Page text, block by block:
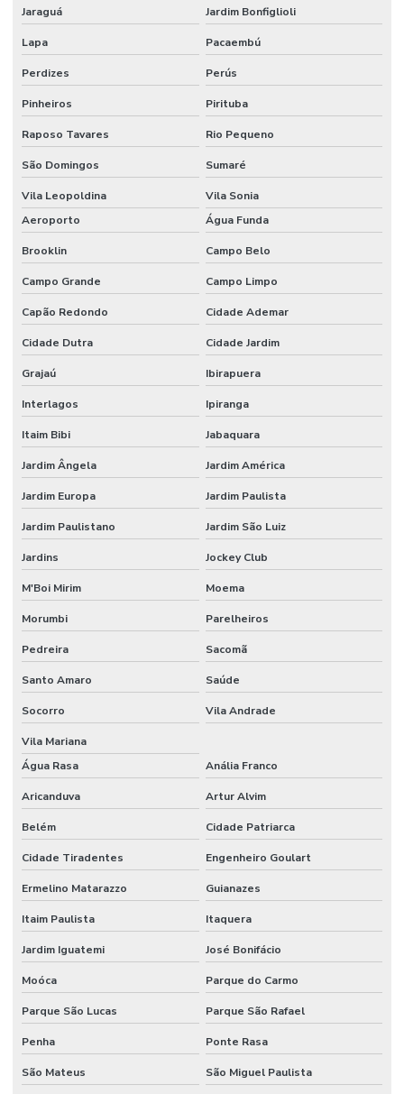
Etiquetas Bopp Adesiva Para Identificação De Produtos
Etiquetas Bopp Para Laboratório
Etiquetas Bopp Removíveis Paraná
Etiquetas Bopp Removíveis Santa Catarina
Etiquetas Bopp Sem Cola Para Vidros
Etiquetas Couche Adesivas Sem Resíduo
Etiquetas Couche Sem Resíduo
Etiquetas Nylon Resinado Para Fabricação De Colchões
Etiquetas Nylon Resinado Sem Corte Minas Gerais
Etiquetas Para Encomendas Em Minas Gerais
Etiquetas Para Impressora Grande Demanda
Etiquetas Para Móveis E Vidros
Etiquetas Para Superfícies Removíveis
Etiquetas Resinadas
Etiquetas Tag Adesivas Com Cola Para Roupas
Etiquetas Tag De Roupas Com Furinho
Etiquetas Tag Para Impressoras Argox
Etiquetas Tag Para Roupas
Etiquetas Tag Para Roupas Em Santa Catarina
Etiquetas Tag Para Roupas No Rio Grande Do Sul
Fornecedor De Etiqueta De Gondola No Rio Grande Do Sul
Fornecedor De Etiqueta Nylon Resinado
Fornecedor De Etiqueta Nylon Resinado Santa Catarina
Fornecedor De Etiquetas Adesivas Paraná
Fornecedor De Etiquetas Adesivas Sul
Fornecedor De Etiquetas Com Cola Hotmelt
Fornecedor De Etiquetas No Rio Grande Do Sul
Fornecedor De Etiquetas Térmicas Adesivas Em Minas Gerais
Jaraguá Jardim Bonfiglioli
Lapa Pacaembú
Perdizes Perús
Pinheiros Pirituba
Raposo Tavares Rio Pequeno
São Domingos Sumaré
Vila Leopoldina
Vila Sonia
Aeroporto
Água Funda
Brooklin Campo Belo
Campo Grande Campo Limpo
Capão Redondo Cidade Ademar
Cidade Dutra Cidade Jardim
Grajaú Ibirapuera
Interlagos Ipiranga
Itaim Bibi Jabaquara
Jardim Ângela Jardim América
Jardim Europa Jardim Paulista
Jardim Paulistano Jardim São Luiz
Jardins Jockey Club
M'Boi Mirim Moema
Morumbi Parelheiros
Pedreira Sacomã
Santo Amaro Saúde
Socorro Vila Andrade
Vila Mariana
Água Rasa
Anália Franco
Aricanduva Artur Alvim
Belém Cidade Patriarca
Cidade Tiradentes Engenheiro Goulart
Ermelino Matarazzo Guianazes
Itaim Paulista Itaquera
Jardim Iguatemi José Bonifácio
Moóca Parque do Carmo
Parque São Lucas Parque São Rafael
Penha Ponte Rasa
São Mateus São Miguel Paulista